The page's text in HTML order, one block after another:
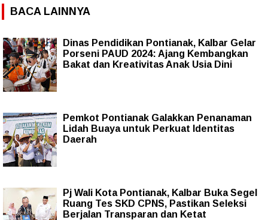
BACA LAINNYA
Dinas Pendidikan Pontianak, Kalbar Gelar
Porseni PAUD 2024: Ajang Kembangkan
Bakat dan Kreativitas Anak Usia Dini
Pemkot Pontianak Galakkan Penanaman
Lidah Buaya untuk Perkuat Identitas
Daerah
Pj Wali Kota Pontianak, Kalbar Buka Segel
Ruang Tes SKD CPNS, Pastikan Seleksi
Berjalan Transparan dan Ketat